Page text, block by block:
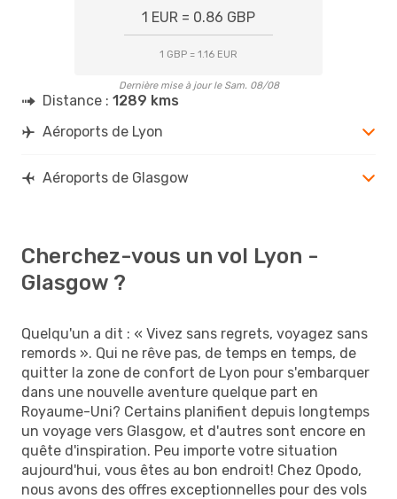
1 EUR = 0.86 GBP
1 GBP = 1.16 EUR
Dernière mise à jour le Sam. 08/08
Distance : 1289 kms
Aéroports de Lyon
Aéroports de Glasgow
Cherchez-vous un vol Lyon -
Glasgow ?
Quelqu'un a dit : « Vivez sans regrets, voyagez sans
remords ». Qui ne rêve pas, de temps en temps, de
quitter la zone de confort de Lyon pour s'embarquer
dans une nouvelle aventure quelque part en
Royaume-Uni? Certains planifient depuis longtemps
un voyage vers Glasgow, et d'autres sont encore en
quête d'inspiration. Peu importe votre situation
aujourd'hui, vous êtes au bon endroit! Chez Opodo,
nous avons des offres exceptionnelles pour des vols